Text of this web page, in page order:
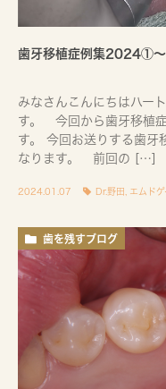
歯牙移植症例集2024①
みなさんこんにちはハー
す。 今回から歯牙移植
す。 今回お送りする歯牙
なります。 前回の […]
2024.01.07 Dr.野田 エムドゲ
歯を残すブログ